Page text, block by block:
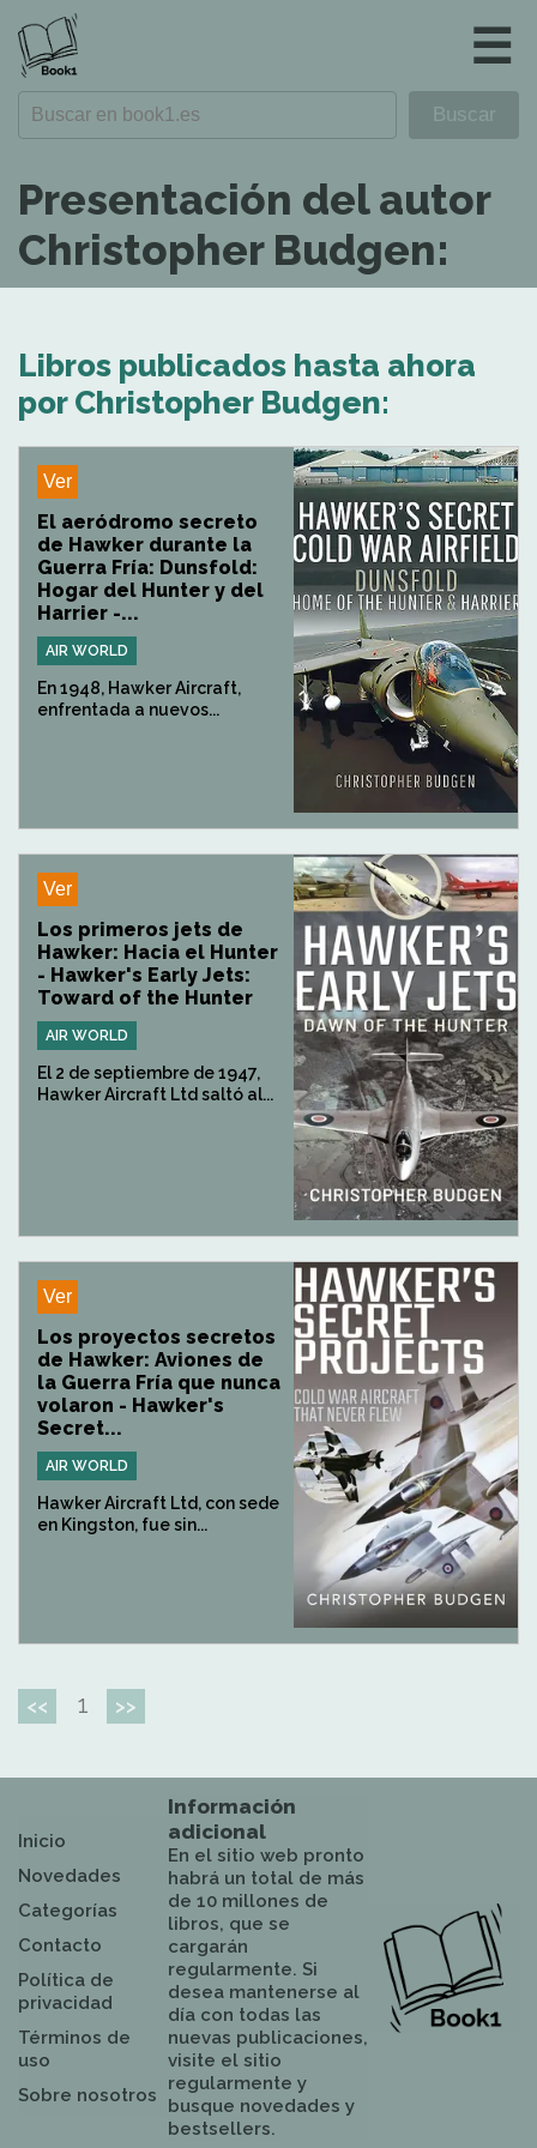
☰
Presentación del autor
Christopher Budgen:
Libros publicados hasta ahora
por Christopher Budgen:
Ver
El aeródromo secreto
de Hawker durante la
Guerra Fría: Dunsfold:
Hogar del Hunter y del
Harrier -...
AIR WORLD
En 1948, Hawker Aircraft,
enfrentada a nuevos...
Ver
Los primeros jets de
Hawker: Hacia el Hunter
- Hawker's Early Jets:
Toward of the Hunter
AIR WORLD
El 2 de septiembre de 1947,
Hawker Aircraft Ltd saltó al...
Ver
Los proyectos secretos
de Hawker: Aviones de
la Guerra Fría que nunca
volaron - Hawker's
Secret...
AIR WORLD
Hawker Aircraft Ltd, con sede
en Kingston, fue sin...
<< 1 >>
Inicio
Novedades
Categorías
Contacto
Política de
privacidad
Términos de
uso
Sobre nosotros
Información
adicional
En el sitio web pronto
habrá un total de más
de 10 millones de
libros, que se
cargarán
regularmente. Si
desea mantenerse al
día con todas las
nuevas publicaciones,
visite el sitio
regularmente y
busque novedades y
bestsellers.